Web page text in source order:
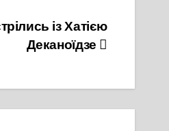
із Хатією
Деканоїдзе